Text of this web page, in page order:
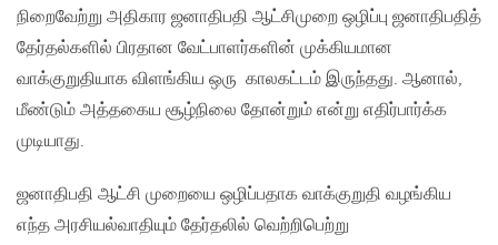
நிறைவேற்று அதிகார ஜனாதிபதி ஆட்சிமுறை ஒழிப்பு ஜனாதிபதித்
தேர்தல்களில் பிரதான வேட்பாளர்களின் முக்கியமான
வாக்குறுதியாக விளங்கிய ஒரு காலகட்டம் இருந்தது. ஆனால்,
மீண்டும் அத்தகைய சூழ்நிலை தோன்றும் என்று எதிர்பார்க்க
முடியாது.
ஜனாதிபதி ஆட்சி முறையை ஒழிப்பதாக வாக்குறுதி வழங்கிய
எந்த அரசியல்வாதியும் தேர்தலில் வெற்றிபெற்று